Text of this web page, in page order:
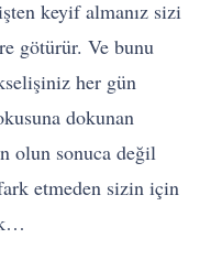
keyif almanız sizi
götürür. Ve bunu
her gün
dokunan
olun sonuca değil
etmeden sizin için